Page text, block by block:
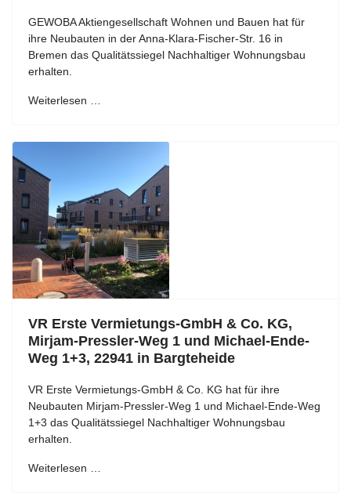
GEWOBA Aktiengesellschaft Wohnen und Bauen hat für
ihre Neubauten in der Anna-Klara-Fischer-Str. 16 in
Bremen das Qualitätssiegel Nachhaltiger Wohnungsbau
erhalten.
Weiterlesen …
VR Erste Vermietungs-GmbH & Co. KG,
Mirjam-Pressler-Weg 1 und Michael-Ende-
Weg 1+3, 22941 in Bargteheide
VR Erste Vermietungs-GmbH & Co. KG hat für ihre
Neubauten Mirjam-Pressler-Weg 1 und Michael-Ende-Weg
1+3 das Qualitätssiegel Nachhaltiger Wohnungsbau
erhalten.
Weiterlesen …